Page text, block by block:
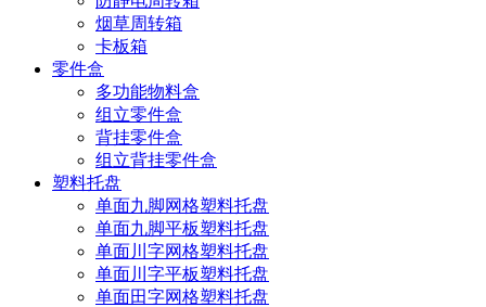
烟草周转箱
卡板箱
零件盒
多功能物料盒
组立零件盒
背挂零件盒
组立背挂零件盒
塑料托盘
单面九脚网格塑料托盘
单面九脚平板塑料托盘
单面川字网格塑料托盘
单面川字平板塑料托盘
单面田字网格塑料托盘